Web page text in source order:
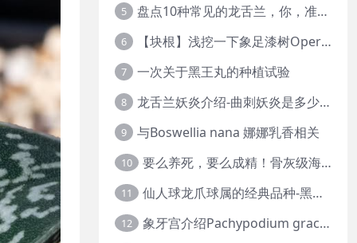
5 盘点10种常见的龙舌兰，你，准备好入坑了吗？
6 【块根】浅挖一下象足漆树Operculicarya pachypus
7 一次关于黑王丸的种植试验
8 龙舌兰妖炎介绍-曲刺妖炎是多少人的梦中情人？
9 与Boswellia nana 娜娜乳香相关
10 要么养死，要么成精！骨灰级海芋养护攻略
11 仙人球龙爪球属的经典品种-黑王丸系列的产地介绍
12 象牙宫介绍Pachypodium gracilius